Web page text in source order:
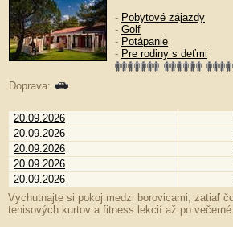
- Pobytové zájazdy
- Golf
- Potápanie
- Pre rodiny s deťmi
Doprava:
20.09.2026
20.09.2026
20.09.2026
20.09.2026
20.09.2026
Vychutnajte si pokoj medzi borovicami, zatiaľ
tenisových kurtov a fitness lekcií až po